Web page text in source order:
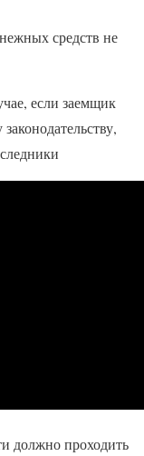
средств не
если заемщик
должно проходить